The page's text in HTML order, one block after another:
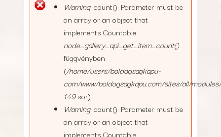
Hibaüzenet
Warning: count(): Parameter must be
an array or an object that
implements Countable
node_gallery_api_get_item_count()
függvényben
(/home/users/boldogsagkapu-
com/www/boldogsagkapu.com/sites/all/
149sor).
Warning: count(): Parameter must be
an array or an object that
implements Countable